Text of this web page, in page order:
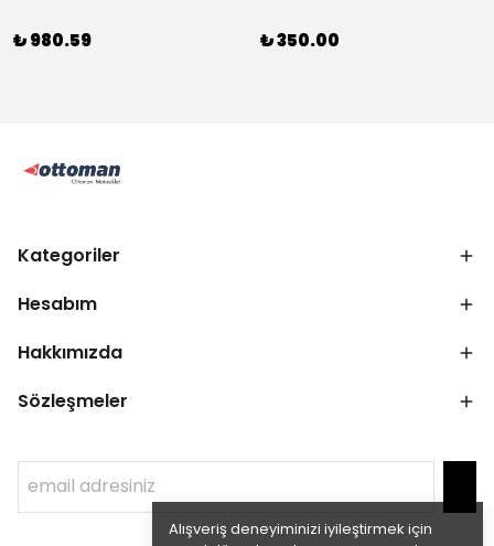
Alışveriş deneyiminizi iyileştirmek için
₺ 980.59 ₺ 350.00
Kategoriler
Hesabım
Hakkımızda
Sözleşmeler